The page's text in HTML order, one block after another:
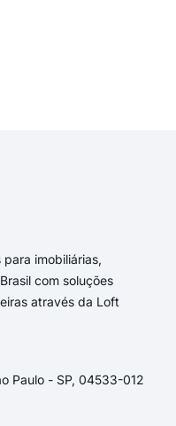
imobiliárias,
com soluções
através da Loft
Paulo - SP, 04533-012